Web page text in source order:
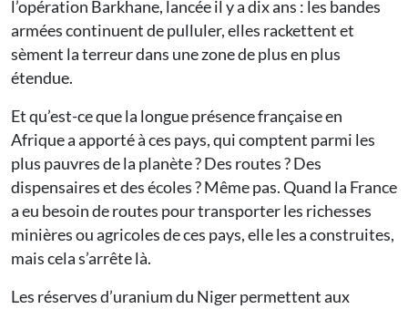
l’opération Barkhane, lancée il y a dix ans : les bandes
armées continuent de pulluler, elles rackettent et
sèment la terreur dans une zone de plus en plus
étendue.
Et qu’est-ce que la longue présence française en
Afrique a apporté à ces pays, qui comptent parmi les
plus pauvres de la planète ? Des routes ? Des
dispensaires et des écoles ? Même pas. Quand la France
a eu besoin de routes pour transporter les richesses
minières ou agricoles de ces pays, elle les a construites,
mais cela s’arrête là.
Les réserves d’uranium du Niger permettent aux